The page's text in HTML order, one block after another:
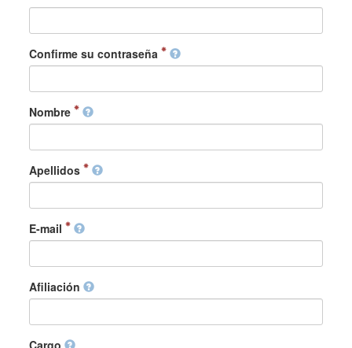
Confirme su contraseña
Nombre
Apellidos
E-mail
Afiliación
Cargo